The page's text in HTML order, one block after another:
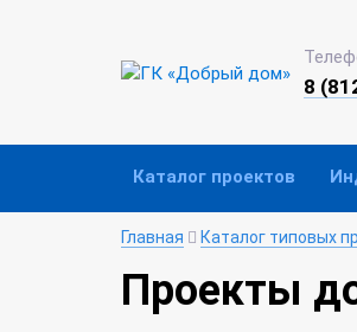
8
Каталог проектов
Главная Каталог типовых
Проекты